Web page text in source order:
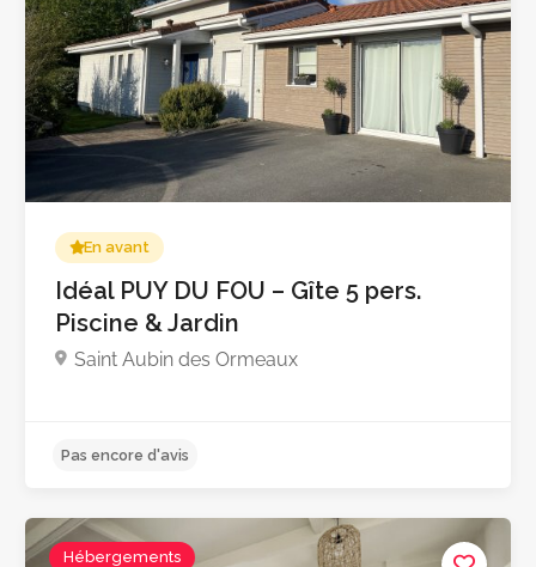
5.0
En avant
Idéal PUY DU FOU – Gîte 5 pers.
Piscine & Jardin
Saint Aubin des Ormeaux
Hébergements